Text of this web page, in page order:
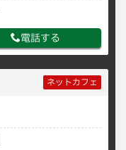
電話する
ネットカフェ